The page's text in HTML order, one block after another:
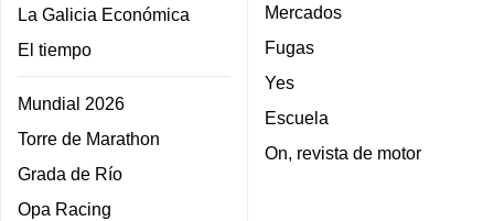
La Galicia Económica
El tiempo
Mundial 2026
Torre de Marathon
Grada de Río
Opa Racing
Mercados
Fugas
Yes
Escuela
On, revista de motor